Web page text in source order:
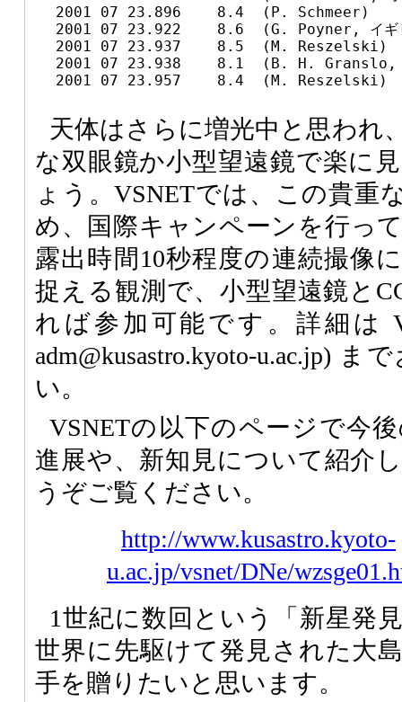
  2001 07 23.896    8.4  (P. Schmeer)
2001 07 23.922    8.6  (G. Poyner, イギ
  2001 07 23.937    8.5  (M. Reszelski)
2001 07 23.938    8.1  (B. H. Granslo,
  2001 07 23.957    8.4  (M. Reszelski)
天体はさらに増光中と思われ
な双眼鏡か小型望遠鏡で楽に
ょう。VSNETでは、この貴重
め、国際キャンペーンを行っ
露出時間10秒程度の連続撮像
捉える観測で、小型望遠鏡と
れば参加可能です。詳細は
adm@kusastro.kyoto-u.ac.jp)
い。
VSNETの以下のページで今
進展や、新知見について紹介
うぞご覧ください。
http://www.kusastro.kyoto-
u.ac.jp/vsnet/DNe/
1世紀に数回という「新星発
世界に先駆けて発見された大
手を贈りたいと思います。